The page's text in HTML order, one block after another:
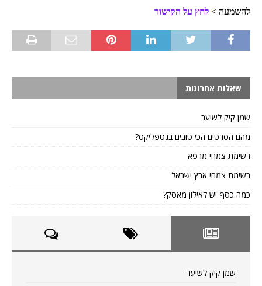
להשמעה > לחץ על הקישור
שאלות אחרונות
שמן קיק לשיער
מהם הסרטים הכי טובים בנטפליקס?
רשימת צמחי מרפא
רשימת צמחי ארץ ישראל
כמה כסף יש לאילון מאסק?
שמן קיק לשיער